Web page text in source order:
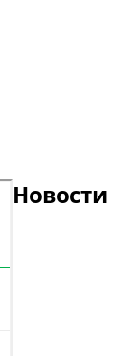
Новости